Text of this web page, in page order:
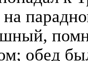
обед